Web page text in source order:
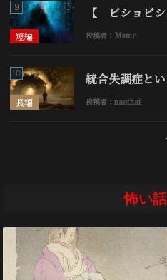
短編
9 【 ビショビ
投稿者：Mame
長編
10 統合失調症と
投稿者：naothai
怖い話